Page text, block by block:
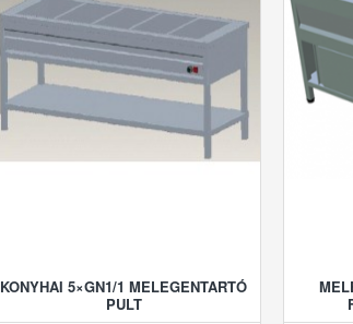
KONYHAI 5×GN1/1 MELEGENTARTÓ
PULT